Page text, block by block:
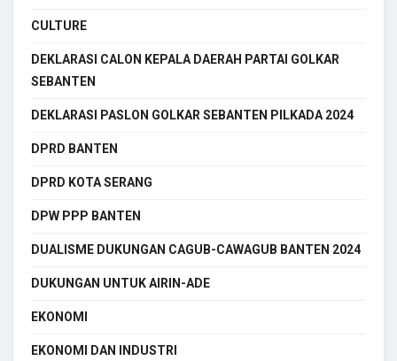
CULTURE
DEKLARASI CALON KEPALA DAERAH PARTAI GOLKAR
SEBANTEN
DEKLARASI PASLON GOLKAR SEBANTEN PILKADA 2024
DPRD BANTEN
DPRD KOTA SERANG
DPW PPP BANTEN
DUALISME DUKUNGAN CAGUB-CAWAGUB BANTEN 2024
DUKUNGAN UNTUK AIRIN-ADE
EKONOMI
EKONOMI DAN INDUSTRI